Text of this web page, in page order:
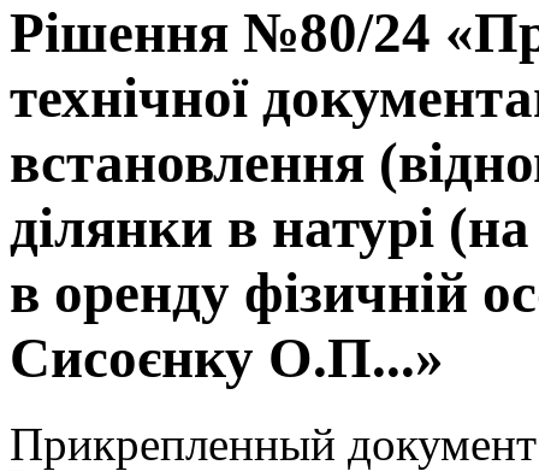
Рішення №80/24
технічної
встановлення
ділянки в натурі
в оренду фізичній
Сисоєнку О.П...»
Прикрепленный